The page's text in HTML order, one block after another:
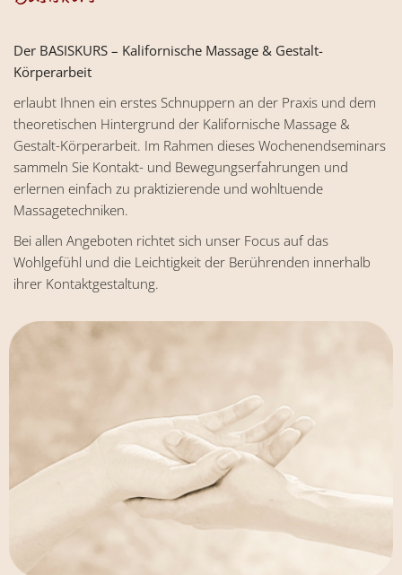
Der BASISKURS – Kalifornische Massage & Gestalt-
Körperarbeit
erlaubt Ihnen ein erstes Schnuppern an der Praxis und dem
theoretischen Hintergrund der Kalifornische Massage &
Gestalt-Körperarbeit. Im Rahmen dieses Wochenendseminars
sammeln Sie Kontakt- und Bewegungserfahrungen und
erlernen einfach zu praktizierende und wohltuende
Massagetechniken.
Bei allen Angeboten richtet sich unser Focus auf das
Wohlgefühl und die Leichtigkeit der Berührenden innerhalb
ihrer Kontaktgestaltung.